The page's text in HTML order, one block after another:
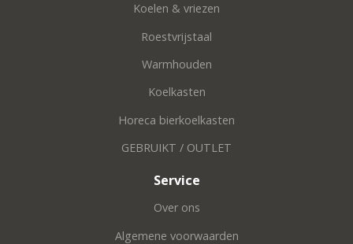
Koelen & vriezen
Roestvrijstaal
Warmhouden
Koelkasten
Horeca bierkoelkasten
GEBRUIKT / OUTLET
Service
Over ons
Algemene voorwaarden